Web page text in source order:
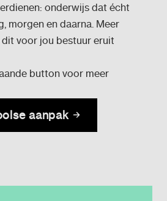
onderwijs dat écht
morgen en daarna. Meer
voor jou bestuur eruit
button voor meer
aanpak